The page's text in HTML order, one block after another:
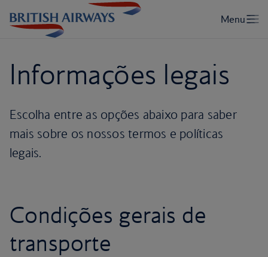
Informações legais
Escolha entre as opções abaixo para saber
mais sobre os nossos termos e políticas
legais.
Condições gerais de
transporte